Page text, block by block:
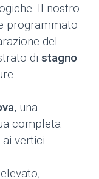
Il nostro
programmato
del
di stagno
, una
completa
vertici.